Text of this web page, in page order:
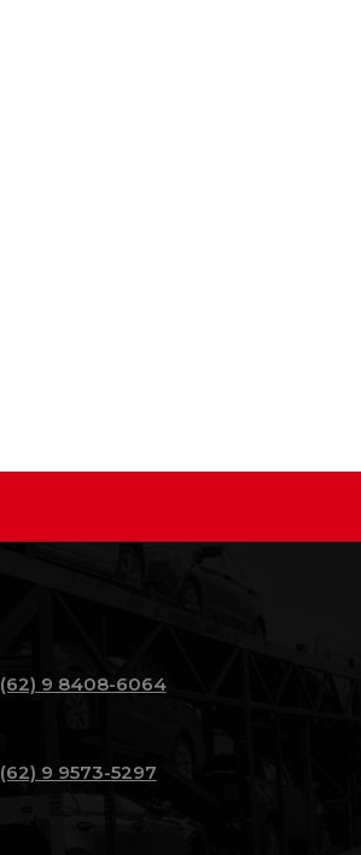
(62) 9 8408-6064
(62) 9 9573-5297